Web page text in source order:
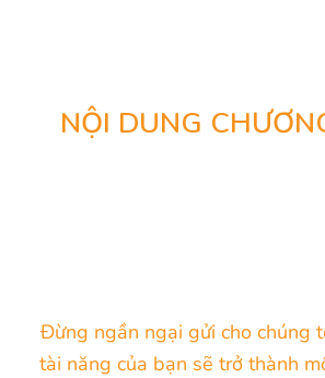
NỘI DUNG
Đừng ngần ngại gửi cho chúng
tài năng của bạn sẽ trở thành